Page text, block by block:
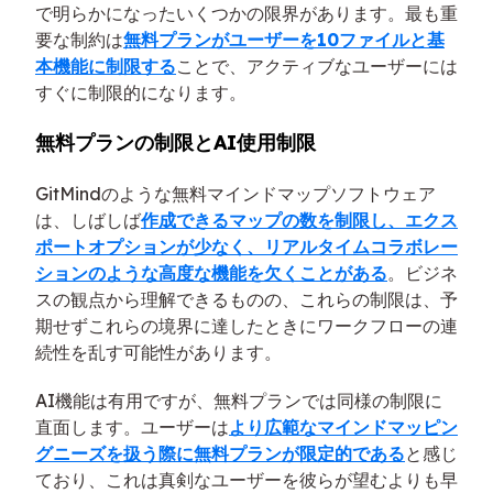
で明らかになったいくつかの限界があります。最も重
要な制約は無料プランがユーザーを10ファイルと基
本機能に制限することで、アクティブなユーザーには
すぐに制限的になります。
無料プランの制限とAI使用制限
GitMindのような無料マインドマップソフトウェア
は、しばしば作成できるマップの数を制限し、エクス
ポートオプションが少なく、リアルタイムコラボレー
ションのような高度な機能を欠くことがある。ビジネ
スの観点から理解できるものの、これらの制限は、予
期せずこれらの境界に達したときにワークフローの連
続性を乱す可能性があります。
AI機能は有用ですが、無料プランでは同様の制限に
直面します。ユーザーはより広範なマインドマッピン
グニーズを扱う際に無料プランが限定的であると感じ
ており、これは真剣なユーザーを彼らが望むよりも早